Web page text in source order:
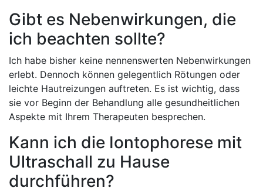
Gibt es Nebenwirkungen, die​
ich ​beachten sollte?
Ich habe bisher ⁤keine nennenswerten ‌Nebenwirkungen
⁣erlebt. ‍Dennoch können gelegentlich ⁢Rötungen oder
leichte Hautreizungen auftreten. Es ‍ist‌ wichtig, dass
sie vor ‌Beginn der Behandlung alle ‍gesundheitlichen
Aspekte⁣ mit Ihrem Therapeuten ‍besprechen.
Kann ich die Iontophorese mit
⁢Ultraschall zu Hause‍
durchführen?